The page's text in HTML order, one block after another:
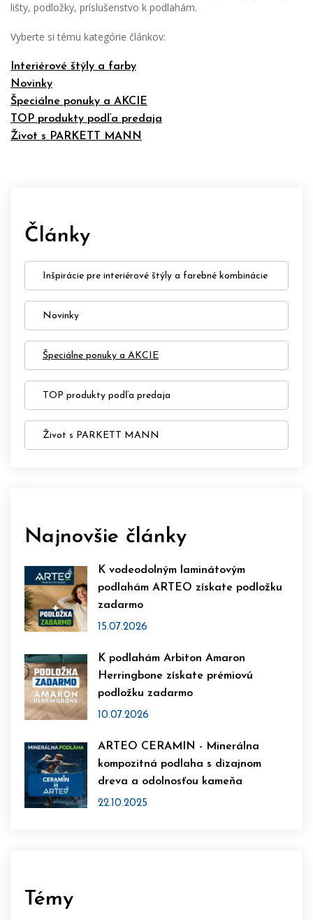
Články
Inšpirácie pre interiérové štýly a farebné kombinácie
Novinky
Špeciálne ponuky a AKCIE
TOP produkty podľa predaja
Život s PARKETT MANN
Najnovšie články
K vodeodolným laminátovým
podlahám ARTEO získate podložku
zadarmo
15.07.2026
K podlahám Arbiton Amaron
Herringbone získate prémiovú
podložku zadarmo
10.07.2026
ARTEO CERAMIN - Minerálna
kompozitná podlaha s dizajnom
dreva a odolnosťou kameňa
22.10.2025
Témy
lišty, podložky, príslušenstvo k podlahám.
Vyberte si tému kategórie článkov:
Interiérové štýly a farby
Novinky
Špeciálne ponuky a AKCIE
TOP produkty podľa predaja
Život s PARKETT MANN